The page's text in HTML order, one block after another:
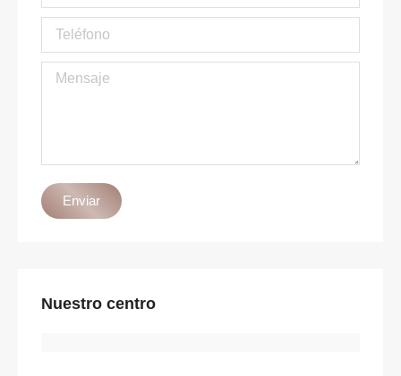
Teléfono
Mensaje
Enviar
Nuestro centro